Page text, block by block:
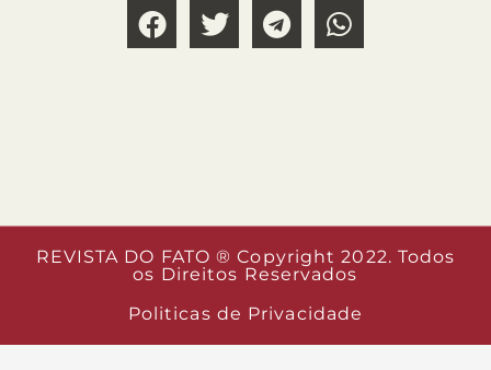
REVISTA DO FATO ® Copyright 2022. Todos
os Direitos Reservados
Politicas de Privacidade